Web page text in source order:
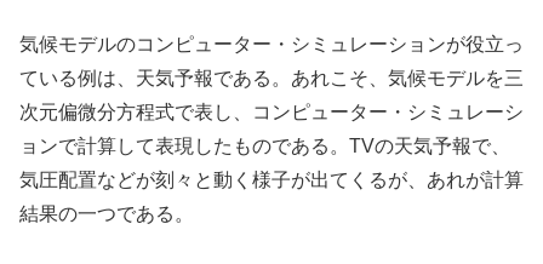
気候モデルのコンピューター・シミュレーションが役立っ
ている例は、天気予報である。あれこそ、気候モデルを三
次元偏微分方程式で表し、コンピューター・シミュレーシ
ョンで計算して表現したものである。TVの天気予報で、
気圧配置などが刻々と動く様子が出てくるが、あれが計算
結果の一つである。